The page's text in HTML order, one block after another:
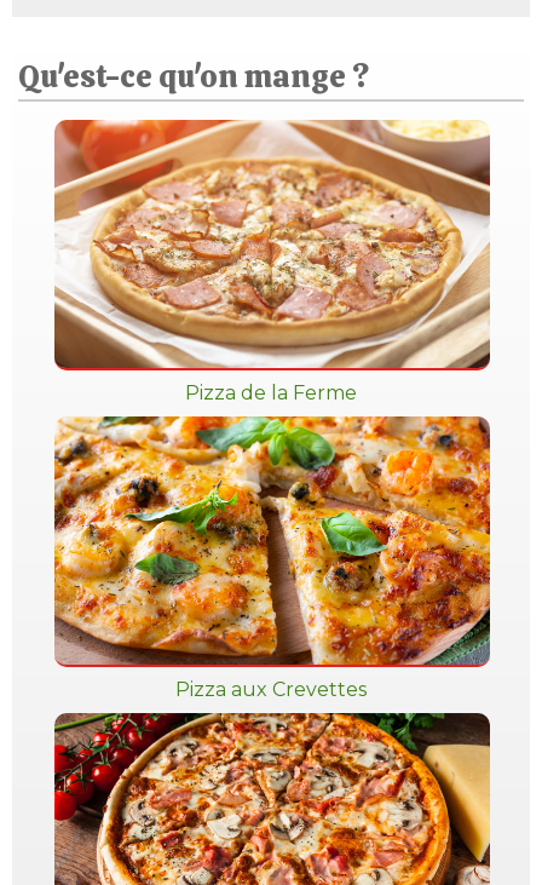
Qu'est-ce qu'on mange ?
Pizza de la Ferme
Pizza aux Crevettes